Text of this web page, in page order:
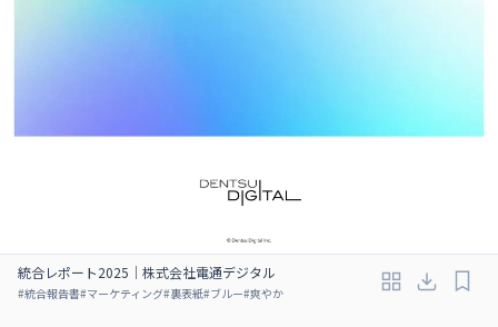
統合レポート2025｜株式会社電通デジタル
#統合報告書#マーケティング#裏表紙#ブルー#爽やか